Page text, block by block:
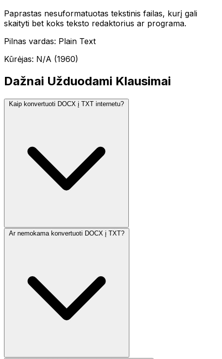
Paprastas nesuformatuotas tekstinis failas, kurį gali
skaityti bet koks teksto redaktorius ar programa.
Pilnas vardas: Plain Text
Kūrėjas: N/A (1960)
Dažnai Užduodami Klausimai
Kaip konvertuoti DOCX į TXT internetu?
Ar nemokama konvertuoti DOCX į TXT?